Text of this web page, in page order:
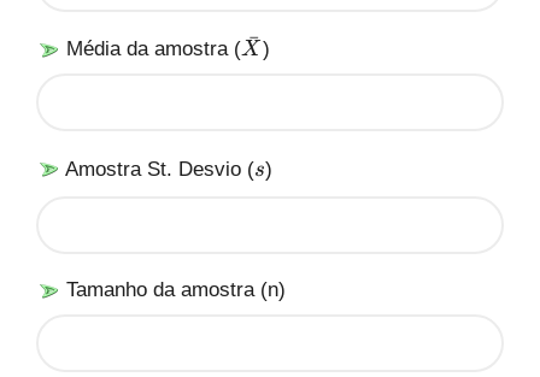
Média da amostra (\
X
ˉ)
Amostra St. Desvio (s
s)
Tamanho da amostra (n)